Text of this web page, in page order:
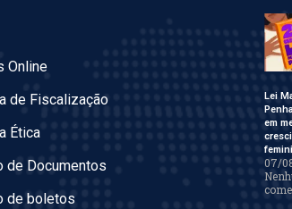
Online
de Fiscalização
Ética
de Documentos
de boletos
Lei
em
07/